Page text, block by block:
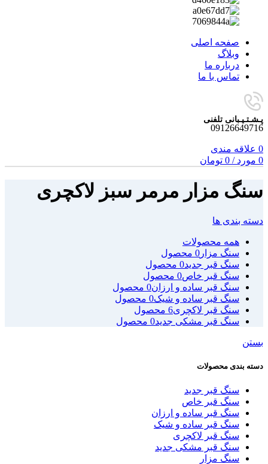
صفحه اصلی
وبلاگ
درباره ما
تماس با ما
پـشـتـیـبانی تلفنی
09126649716
0 علاقه مندی
0 مورد /
0 تومان
سنگ مزار مرمر سبز لاکچری
دسته بندی ها
همه محصولات
سنگ مزار 0 محصول
سنگ قبر جدید0 محصول
سنگ قبر خاص0 محصول
سنگ قبر ساده و ارزان0 محصول
سنگ قبر ساده و شیک0 محصول
سنگ قبر لاکچری6 محصول
سنگ قبر مشکی جدید0 محصول
بستن
دسته بندی محصولات
سنگ قبر جدید
سنگ قبر خاص
سنگ قبر ساده و ارزان
سنگ قبر ساده و شیک
سنگ قبر لاکچری
سنگ قبر مشکی جدید
سنگ مزار